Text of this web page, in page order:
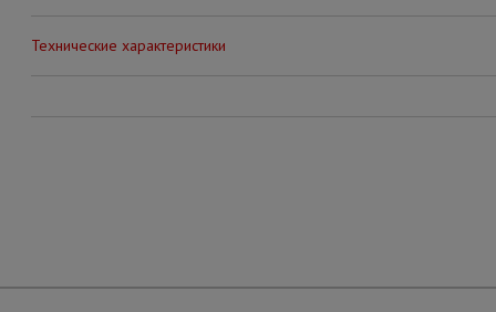
Технические характеристики